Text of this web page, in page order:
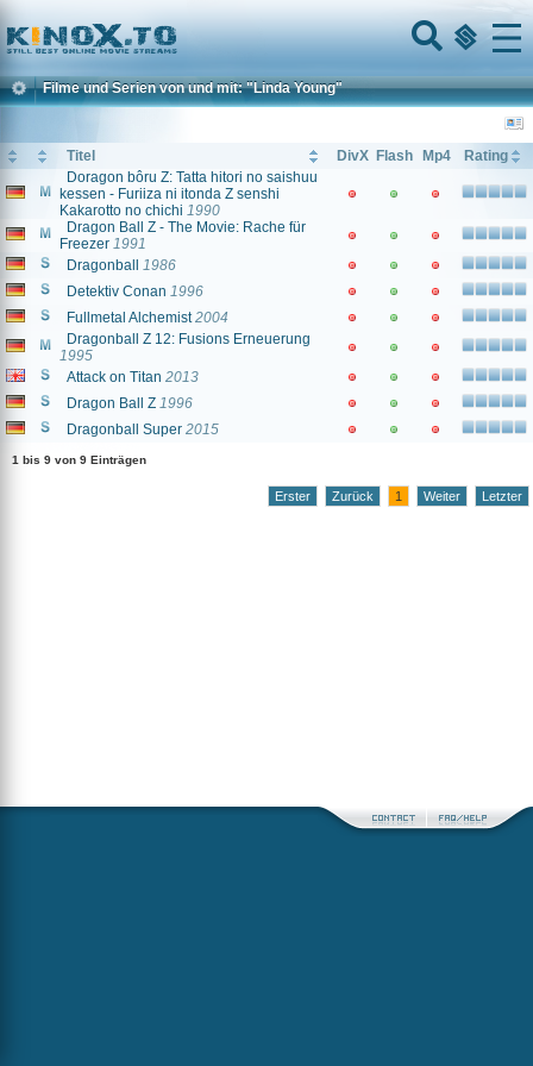
Home
Menu
Filme und Serien von und mit: "Linda Young"
Titel DivX Flash Mp4
Rating
Doragon bôru Z: Tatta hitori no saishuu
kessen - Furiiza ni itonda Z senshi
Kakarotto no chichi 1990
Dragon Ball Z - The Movie: Rache für
Freezer 1991
Dragonball
1986
Detektiv Conan 1996
Fullmetal Alchemist 2004
Dragonball Z 12: Fusions Erneuerung
1995
Attack on Titan 2013
Dragon Ball Z 1996
Dragonball Super 2015
1 bis 9 von 9 Einträgen
Erster Zurück 1 Weiter Letzter